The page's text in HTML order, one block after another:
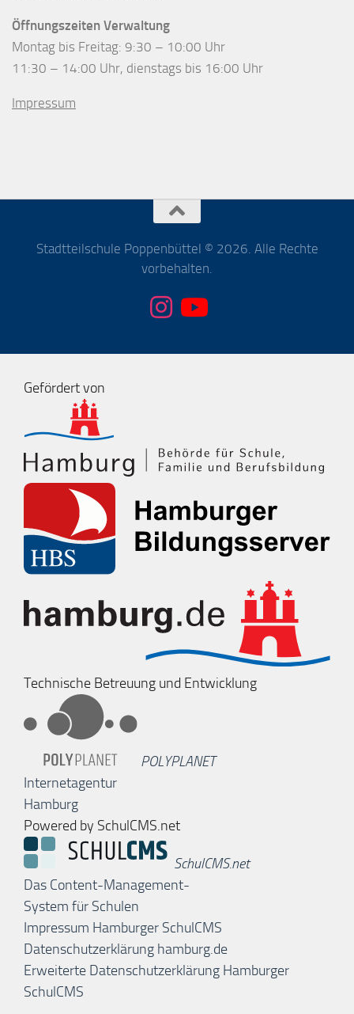
Öffnungszeiten Verwaltung
Montag bis Freitag: 9:30 – 10:00 Uhr
11:30 – 14:00 Uhr, dienstags bis 16:00 Uhr
Impressum
Stadtteilschule Poppenbüttel © 2026. Alle Rechte
vorbehalten.
Gefördert von
Technische Betreuung und Entwicklung
POLYPLANET
Internetagentur
Hamburg
Powered by SchulCMS.net
SchulCMS.net
Das Content-Management-
System für Schulen
Impressum Hamburger SchulCMS
Datenschutzerklärung hamburg.de
Erweiterte Datenschutzerklärung Hamburger
SchulCMS